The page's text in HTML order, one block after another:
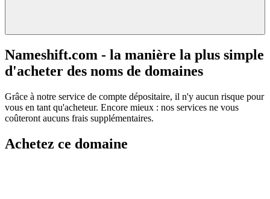
Nameshift.com - la manière la plus simple
d'acheter des noms de domaines
Grâce à notre service de compte dépositaire, il n'y aucun risque pour
vous en tant qu'acheteur. Encore mieux : nos services ne vous
coûteront aucuns frais supplémentaires.
Achetez ce domaine